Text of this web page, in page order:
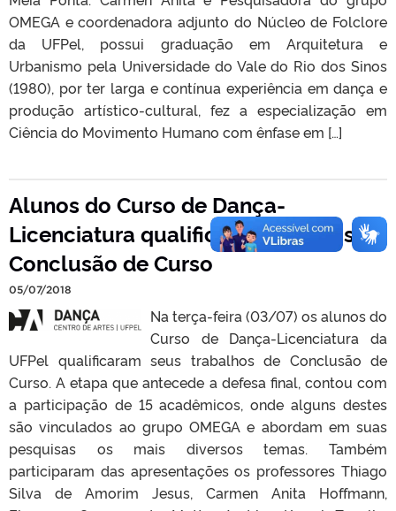
OMEGA e coordenadora adjunto do Núcleo de Folclore
da UFPel, possui graduação em Arquitetura e
Urbanismo pela Universidade do Vale do Rio dos Sinos
(1980), por ter larga e contínua experiência em dança e
produção artístico-cultural, fez a especialização em
Ciência do Movimento Humano com ênfase em […]
Alunos do Curso de Dança-
Licenciatura qualificam Trabalhos de
Conclusão de Curso
05/07/2018
Na terça-feira (03/07) os alunos do
Curso de Dança-Licenciatura da
UFPel qualificaram seus trabalhos de Conclusão de
Curso. A etapa que antecede a defesa final, contou com
a participação de 15 acadêmicos, onde alguns destes
são vinculados ao grupo OMEGA e abordam em suas
pesquisas os mais diversos temas. Também
participaram das apresentações os professores Thiago
Silva de Amorim Jesus, Carmen Anita Hoffmann,